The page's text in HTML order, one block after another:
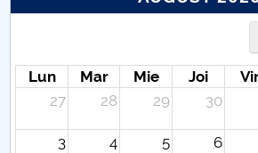
Lun Mar Mie Joi
27
28 29 30
3 4 5 6